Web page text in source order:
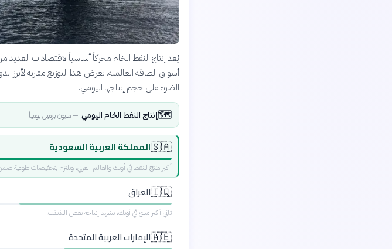
يُعد إنتاج النفط الخام محركاً أساسياً لاقتصادات العديد
الضوء على حجم إنتاجها اليومي.
🗺️إنتاج النفط الخام اليومي —مليون برميل يومياً
🇸🇦المملكة العربية السعودية
أكبر منتج للنفط في أوبك والعالم العربي، وتلتزم بتخفيضات طوعية
🇮🇶العراق
ثاني أكبر منتج في أوبك، يشهد إنتاجه بعض التذبذب.
🇦🇪الإمارات العربية المتحدة